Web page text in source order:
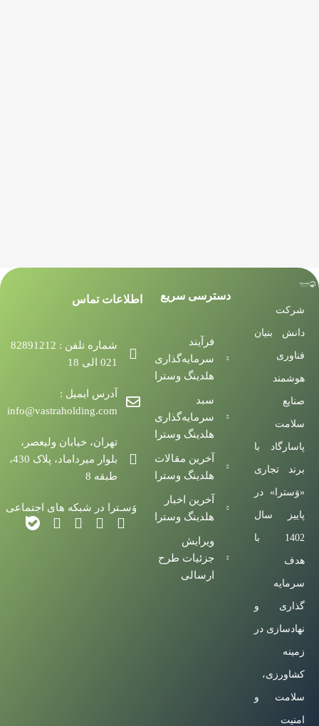
شرکت
دانش بنیان
فناوری
هوشمند
صنایع
سلامت
پاسارگاد با
برند تجاری
«وَسترا» در
پاییز سال
1402 با
هدف
سرمایه
گذاری و
نهادسازی در
زمینه
کشاورزی،
سلامت و
امنیت
دسترسی سریع
فرآیند
سرمایه‌گذاری
هلدینگ وسترا
سبد
سرمایه‌گذاری
هلدینگ وسترا
آخرین مقالات
هلدینگ وسترا
آخرین اخبار
هلدینگ وسترا
ویرایش
جزئیات طرح
ارسالی
اطلاعات تماس
شماره تلفن : 82891212
021 الی 18
آدرس ایمیل :
info@vastraholding.com
تهران، خیابان ولیعصر،
بلوار میرداماد، پلاک 430،
طبقه 8
وَسـترا در شبکه های اجتماعی